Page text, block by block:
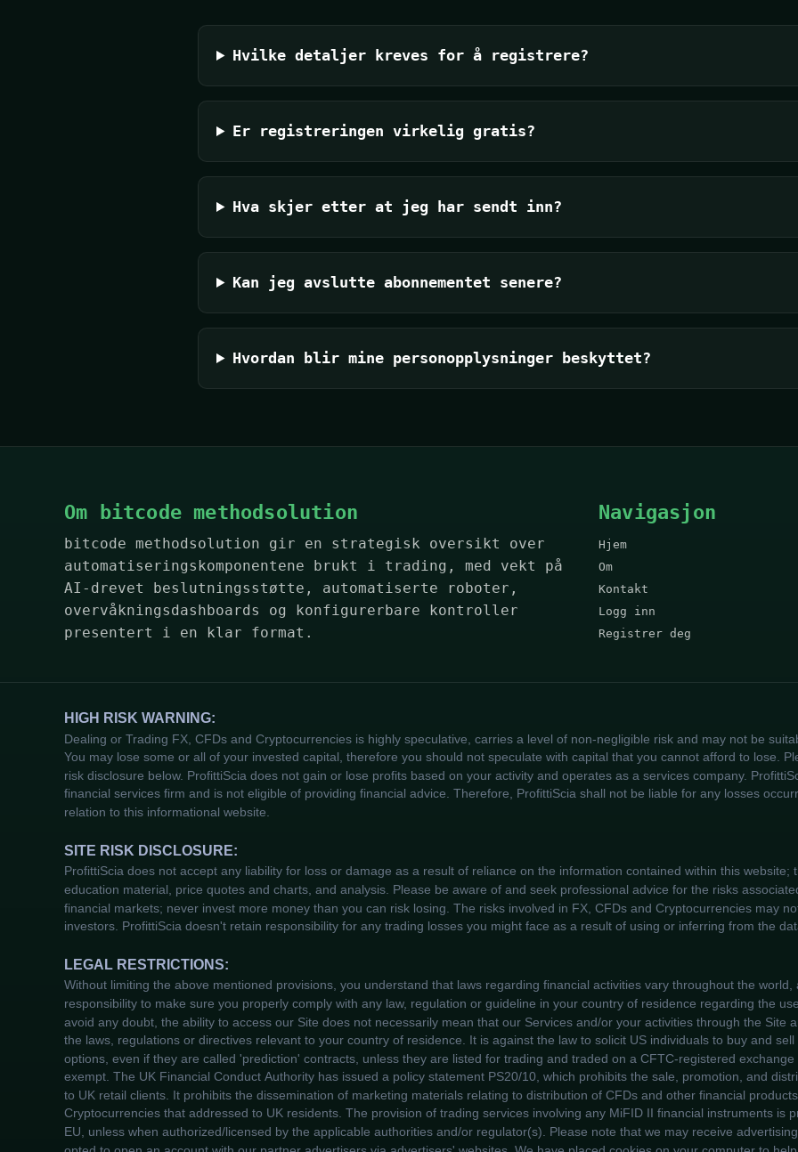
Hvilke detaljer kreves for å registrere?
Er registreringen virkelig gratis?
Hva skjer etter at jeg har sendt inn?
Kan jeg avslutte abonnementet senere?
Hvordan blir mine personopplysninger beskyttet?
Om bitcode methodsolution
bitcode methodsolution gir en strategisk oversikt over
automatiseringskomponentene brukt i trading, med vekt på
AI-drevet beslutningsstøtte, automatiserte roboter,
overvåkningsdashboards og konfigurerbare kontroller
presentert i en klar format.
Navigasjon
Hjem
Om
Kontakt
Logg inn
Registrer deg